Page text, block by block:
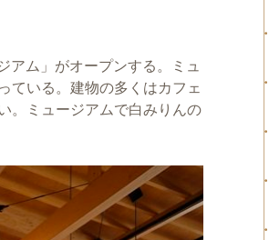
アム」がオープンする。ミュ
ている。建物の多くはカフェ
。ミュージアムで白みりんの